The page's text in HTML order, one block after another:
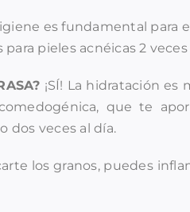
es fundamental para
pieles acnéicas 2 veces
¡SÍ! La hidratación
que te
dos veces al día.
los granos, puedes